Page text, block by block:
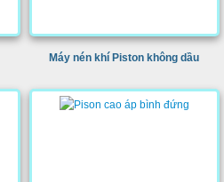
Máy nén khí Piston không dầu